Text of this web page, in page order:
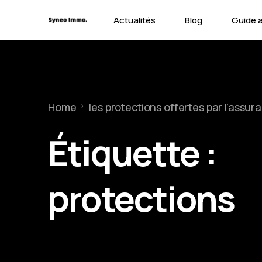
Actualités Blog Guide
Home les protections offertes par
Étiquette :
protections